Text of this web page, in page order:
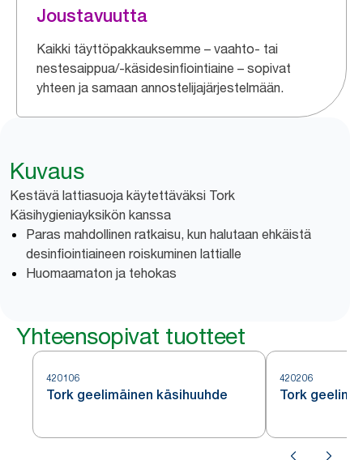
Joustavuutta
Kaikki täyttöpakkauksemme – vaahto- tai
nestesaippua/-käsidesinfiointiaine – sopivat
yhteen ja samaan annostelijajärjestelmään.
Kuvaus
Kestävä lattiasuoja käytettäväksi Tork
Käsihygieniayksikön kanssa
Paras mahdollinen ratkaisu, kun halutaan ehkäistä
desinfiointiaineen roiskuminen lattialle
Huomaamaton ja tehokas
Yhteensopivat tuotteet
420106
Tork geelimäinen käsihuuhde
420206
Tork